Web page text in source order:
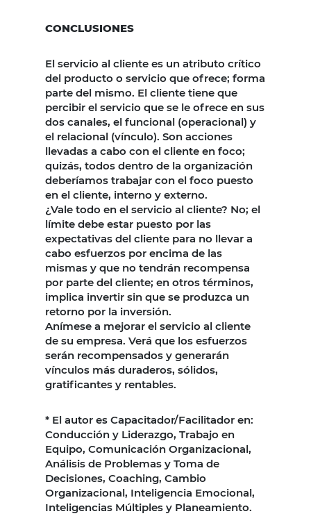
CONCLUSIONES
El servicio al cliente es un atributo crítico
del producto o servicio que ofrece; forma
parte del mismo. El cliente tiene que
percibir el servicio que se le ofrece en sus
dos canales, el funcional (operacional) y
el relacional (vínculo). Son acciones
llevadas a cabo con el cliente en foco;
quizás, todos dentro de la organización
deberíamos trabajar con el foco puesto
en el cliente, interno y externo.
¿Vale todo en el servicio al cliente? No; el
límite debe estar puesto por las
expectativas del cliente para no llevar a
cabo esfuerzos por encima de las
mismas y que no tendrán recompensa
por parte del cliente; en otros términos,
implica invertir sin que se produzca un
retorno por la inversión.
Anímese a mejorar el servicio al cliente
de su empresa. Verá que los esfuerzos
serán recompensados y generarán
vínculos más duraderos, sólidos,
gratificantes y rentables.
* El autor es Capacitador/Facilitador en:
Conducción y Liderazgo, Trabajo en
Equipo, Comunicación Organizacional,
Análisis de Problemas y Toma de
Decisiones, Coaching, Cambio
Organizacional, Inteligencia Emocional,
Inteligencias Múltiples y Planeamiento.